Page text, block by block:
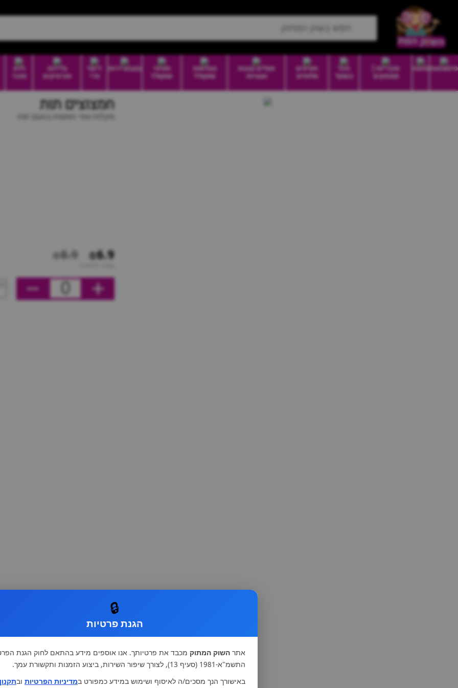
סיטונאותמזווה
סוכריות |
ממתקים
הכל
בשקל
חטיפים
מלוחים
וופלים עוגות
ועוגיות
טבלאות
שוקולד
חטיפי
שוקולד
בונבוניירות
דיוטי
פרי
גלידות
וארטיקים
ללא
סוכר
חמצוצים תות
מקלות גומי חמוצות בטעם תות
₪6.9
₪8.9
0
🔒
הגנת פרטיות
אתר השוק המתוק מכבד את פרטיותך. אנו אוספים מידע בהתאם לחוק הגנת
התשמ"א-1981 (סעיף 13), לצורך שיפור השירות, ביצוע הזמנות ותקשורת עמך.
באישורך הנך מסכים/ה לאיסוף ושימוש במידע כמפורט במדיניות הפרטיות ובתקנון